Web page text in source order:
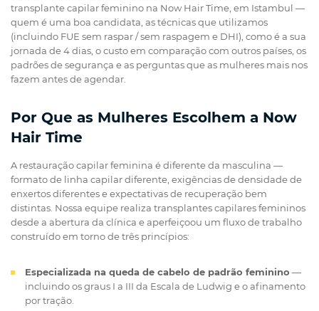
transplante capilar feminino na Now Hair Time, em Istambul —
quem é uma boa candidata, as técnicas que utilizamos
(incluindo FUE sem raspar / sem raspagem e DHI), como é a sua
jornada de 4 dias, o custo em comparação com outros países, os
padrões de segurança e as perguntas que as mulheres mais nos
fazem antes de agendar.
Por Que as Mulheres Escolhem a Now
Hair Time
A restauração capilar feminina é diferente da masculina —
formato de linha capilar diferente, exigências de densidade de
enxertos diferentes e expectativas de recuperação bem
distintas. Nossa equipe realiza transplantes capilares femininos
desde a abertura da clínica e aperfeiçoou um fluxo de trabalho
construído em torno de três princípios:
Especializada na queda de cabelo de padrão feminino —
incluindo os graus I a III da Escala de Ludwig e o afinamento
por tração.